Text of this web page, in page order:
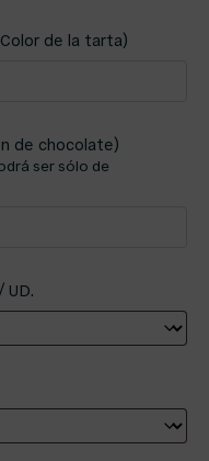
de la tarta)
de chocolate)
ser sólo de
UD.